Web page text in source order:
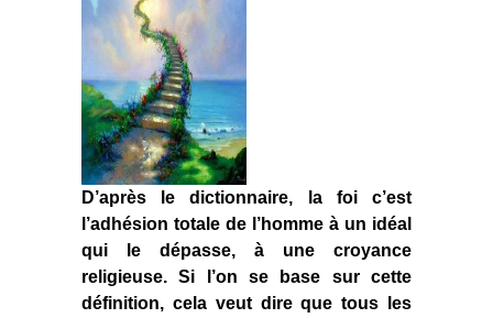
D’après le dictionnaire, la foi c’est
l’adhésion totale de l’homme à un idéal
qui le dépasse, à une croyance
religieuse. Si l’on se base sur cette
définition, cela veut dire que tous les